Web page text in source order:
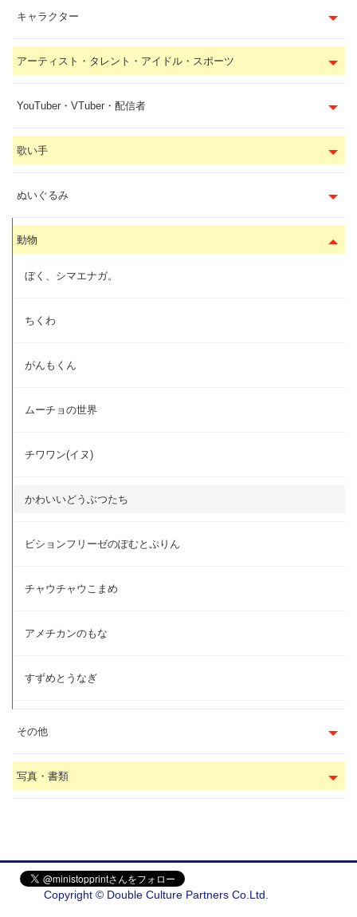
キャラクター
アーティスト・タレント・アイドル・スポーツ
YouTuber・VTuber・配信者
歌い手
ぬいぐるみ
動物
ぼく、シマエナガ。
ちくわ
がんもくん
ムーチョの世界
チワワン(イヌ)
かわいいどうぶつたち
ビションフリーゼのぽむとぷりん
チャウチャウこまめ
アメチカンのもな
すずめとうなぎ
その他
写真・書類
Copyright © Double Culture Partners Co.Ltd.